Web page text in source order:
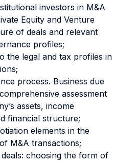
investors in M&A
Equity and Venture
of deals and relevant
profiles;
the legal and tax profiles in
process. Business due
assessment
assets, income
financial structure;
elements in the
M&A transactions;
choosing the form of